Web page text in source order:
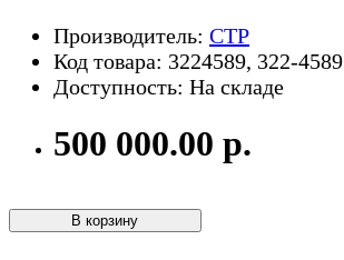
Производитель: CTP
Код товара: 3224589, 322-4589
Доступность: На складе
500 000.00 р.
В корзину